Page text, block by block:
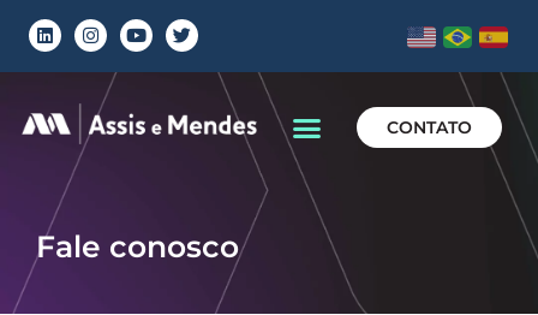
CONTATO
Fale conosco